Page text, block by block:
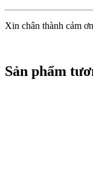
Xin chân thành cảm
Sản phẩm